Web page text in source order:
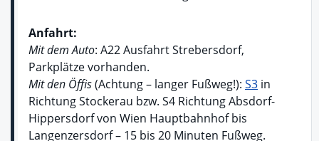
Anfahrt:
Mit dem Auto: A22 Ausfahrt Strebersdorf,
Parkplätze vorhanden.
Mit den Öffis(Achtung – langer Fußweg!): S3 in
Richtung Stockerau bzw. S4 Richtung Absdorf-
Hippersdorf von Wien Hauptbahnhof bis
Langenzersdorf – 15 bis 20 Minuten Fußweg.